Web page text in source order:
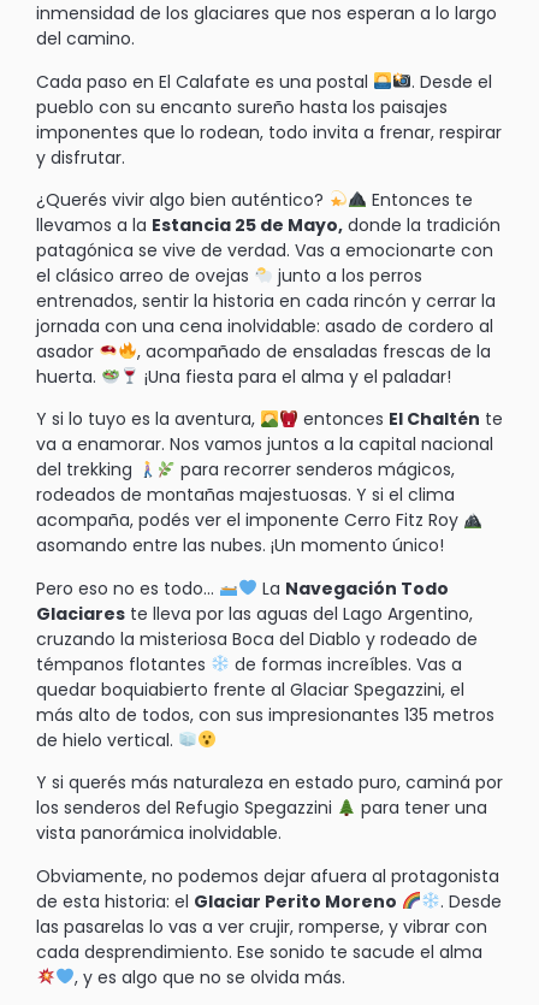
inmensidad de los glaciares que nos esperan a lo largo
del camino.
Cada paso en El Calafate es una postal
. Desde el
pueblo con su encanto sureño hasta los paisajes
imponentes que lo rodean, todo invita a frenar, respirar
y disfrutar.
¿Querés vivir algo bien auténtico?
Entonces te
llevamos a la Estancia 25 de Mayo, donde la tradición
patagónica se vive de verdad. Vas a emocionarte con
el clásico arreo de ovejas
junto a los perros
entrenados, sentir la historia en cada rincón y cerrar la
jornada con una cena inolvidable: asado de cordero al
asador
, acompañado de ensaladas frescas de la
huerta.
¡Una fiesta para el alma y el paladar!
Y si lo tuyo es la aventura,
entonces El Chaltén te
va a enamorar. Nos vamos juntos a la capital nacional
del trekking
para recorrer senderos mágicos,
rodeados de montañas majestuosas. Y si el clima
acompaña, podés ver el imponente Cerro Fitz Roy
asomando entre las nubes. ¡Un momento único!
Pero eso no es todo…
La Navegación Todo
Glaciares te lleva por las aguas del Lago Argentino,
cruzando la misteriosa Boca del Diablo y rodeado de
témpanos flotantes
de formas increíbles. Vas a
quedar boquiabierto frente al Glaciar Spegazzini, el
más alto de todos, con sus impresionantes 135 metros
de hielo vertical.
Y si querés más naturaleza en estado puro, caminá por
los senderos del Refugio Spegazzini
para tener una
vista panorámica inolvidable.
Obviamente, no podemos dejar afuera al protagonista
de esta historia: el Glaciar Perito Moreno
. Desde
las pasarelas lo vas a ver crujir, romperse, y vibrar con
cada desprendimiento. Ese sonido te sacude el alma
, y es algo que no se olvida más.